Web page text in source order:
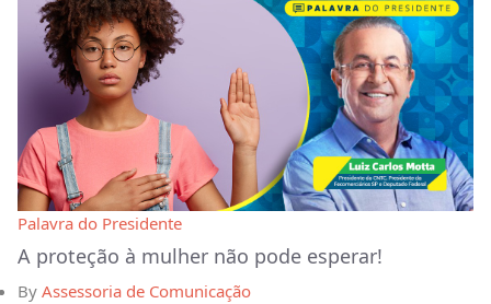
Palavra do Presidente
A proteção à mulher não pode esperar!
By Assessoria de Comunicação